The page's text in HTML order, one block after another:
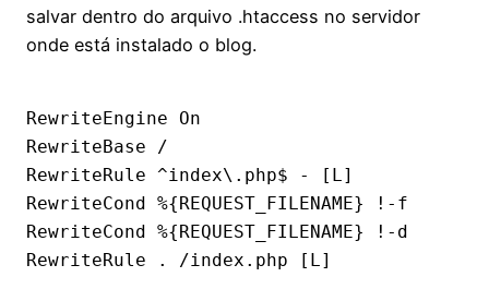
salvar dentro do arquivo .htaccess no servidor
onde está instalado o blog.
RewriteEngine On
RewriteBase /
RewriteRule ^index\.php$ - [L]
RewriteCond %{REQUEST_FILENAME} !-f
RewriteCond %{REQUEST_FILENAME} !-d